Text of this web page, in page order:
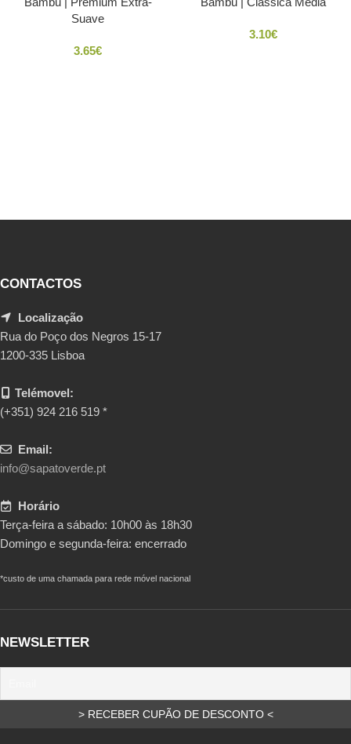
Suave
3.65€
3.10€
CONTACTOS
Localização
Rua do Poço dos Negros 15-17
1200-335 Lisboa
Telémovel:
(+351) 924 216 519 *
Email:
info@sapatoverde.pt
Horário
Terça-feira a sábado: 10h00 às 18h30
Domingo e segunda-feira: encerrado
*custo de uma chamada para rede móvel nacional
NEWSLETTER